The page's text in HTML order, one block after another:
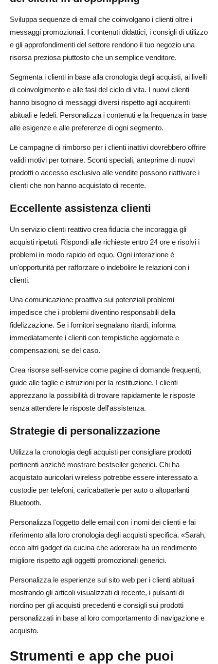
Sviluppa sequenze di email che coinvolgano i clienti oltre i
messaggi promozionali. I contenuti didattici, i consigli di utilizzo
e gli approfondimenti del settore rendono il tuo negozio una
risorsa preziosa piuttosto che un semplice venditore.
Segmenta i clienti in base alla cronologia degli acquisti, ai livelli
di coinvolgimento e alle fasi del ciclo di vita. I nuovi clienti
hanno bisogno di messaggi diversi rispetto agli acquirenti
abituali e fedeli. Personalizza i contenuti e la frequenza in base
alle esigenze e alle preferenze di ogni segmento.
Le campagne di rimborso per i clienti inattivi dovrebbero offrire
validi motivi per tornare. Sconti speciali, anteprime di nuovi
prodotti o accesso esclusivo alle vendite possono riattivare i
clienti che non hanno acquistato di recente.
Eccellente assistenza clienti
Un servizio clienti reattivo crea fiducia che incoraggia gli
acquisti ripetuti. Rispondi alle richieste entro 24 ore e risolvi i
problemi in modo rapido ed equo. Ogni interazione è
un'opportunità per rafforzare o indebolire le relazioni con i
clienti.
Una comunicazione proattiva sui potenziali problemi
impedisce che i problemi diventino responsabili della
fidelizzazione. Se i fornitori segnalano ritardi, informa
immediatamente i clienti con tempistiche aggiornate e
compensazioni, se del caso.
Crea risorse self-service come pagine di domande frequenti,
guide alle taglie e istruzioni per la restituzione. I clienti
apprezzano la possibilità di trovare rapidamente le risposte
senza attendere le risposte dell'assistenza.
Strategie di personalizzazione
Utilizza la cronologia degli acquisti per consigliare prodotti
pertinenti anziché mostrare bestseller generici. Chi ha
acquistato auricolari wireless potrebbe essere interessato a
custodie per telefoni, caricabatterie per auto o altoparlanti
Bluetooth.
Personalizza l'oggetto delle email con i nomi dei clienti e fai
riferimento alla loro cronologia degli acquisti specifica. «Sarah,
ecco altri gadget da cucina che adorerai» ha un rendimento
migliore rispetto agli oggetti promozionali generici.
Personalizza le esperienze sul sito web per i clienti abituali
mostrando gli articoli visualizzati di recente, i pulsanti di
riordino per gli acquisti precedenti e consigli sui prodotti
personalizzati in base al loro comportamento di navigazione e
acquisto.
Strumenti e app che puoi